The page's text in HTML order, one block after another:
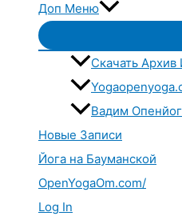
Доп Меню
Скачать Архив
Вадим
Новые Записи
Йога на Бауманской
OpenYogaOm.com/
Log In